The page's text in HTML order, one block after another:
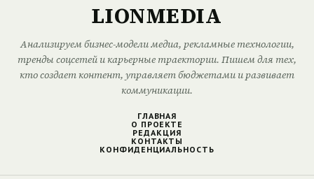
LIONMEDIA
Анализируем бизнес-модели медиа, рекламные технологии,
тренды соцсетей и карьерные траектории. Пишем для тех,
кто создает контент, управляет бюджетами и развивает
коммуникации.
ГЛАВНАЯ
О ПРОЕКТЕ
РЕДАКЦИЯ
КОНТАКТЫ
КОНФИДЕНЦИАЛЬНОСТЬ